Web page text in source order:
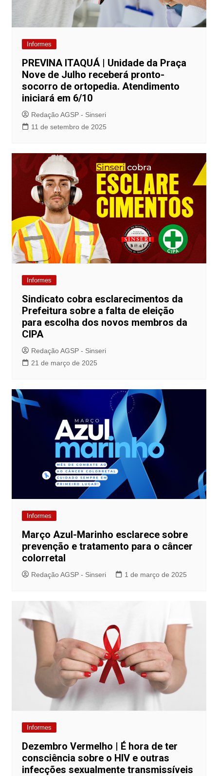
Informes
PREVINA ITAQUÁ | Unidade da Praça
Nove de Julho receberá pronto-
socorro de ortopedia. Atendimento
iniciará em 6/10
Redação AGSP - Sinseri
11 de setembro de 2025
Informes
Sindicato cobra esclarecimentos da
Prefeitura sobre a falta de eleição
para escolha dos novos membros da
CIPA
Redação AGSP - Sinseri
21 de março de 2025
Informes
Março Azul-Marinho esclarece sobre
prevenção e tratamento para o câncer
colorretal
Redação AGSP - Sinseri 1 de março de 2025
Informes
Dezembro Vermelho | É hora de ter
consciência sobre o HIV e outras
infecções sexualmente transmissíveis